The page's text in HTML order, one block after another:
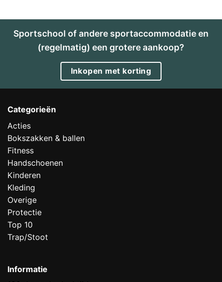
Sportschool of andere sportaccommodatie en
(regelmatig) een grotere aankoop?
Inkopen met korting
Categorieën
Acties
Bokszakken & ballen
Fitness
Handschoenen
Kinderen
Kleding
Overige
Protectie
Top 10
Trap/Stoot
Informatie